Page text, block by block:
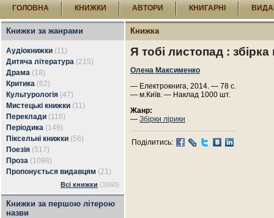
ГОЛОВНА КНИЖКИ АВТОРИ КНИГАРНІ
Книжки за жанрами
Аудіокнижки (11)
Дитяча література (215)
Драма (18)
Критика (62)
Культурологія (47)
Мистецькі книжки (11)
Переклади (116)
Періодика (149)
Піксельні книжки (56)
Поезія (517)
Проза (1098)
Пропонується видавцям (21)
Всі книжки (1660)
Книжки за першою літерою
назви
Книжка
Я тобі листопад : збірка
Олена Максименко
— Електрокнига, 2014. — 78 с.
— м.Київ. — Наклад 1000 шт.
Жанр:
— Збірки лірики
Поділитись: